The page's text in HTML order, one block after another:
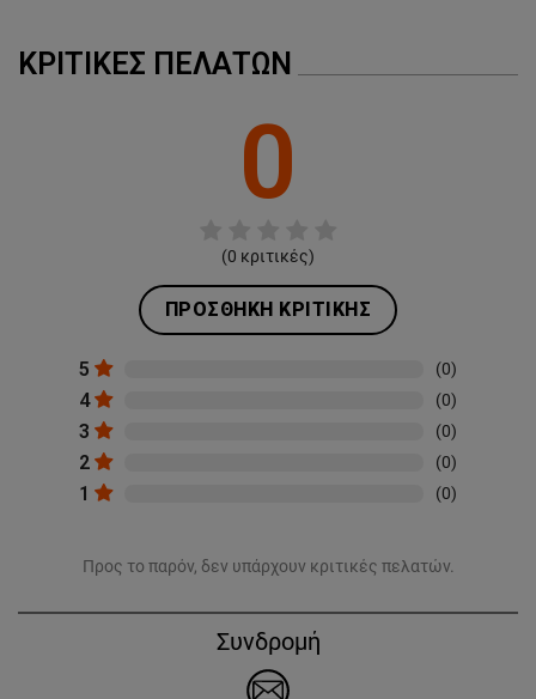
ΚΡΙΤΙΚΈΣ ΠΕΛΑΤΏΝ
0
(0 κριτικές)
ΠΡΟΣΘΉΚΗ ΚΡΙΤΙΚΉΣ
5 (0)
4 (0)
3 (0)
2 (0)
1 (0)
Προς το παρόν, δεν υπάρχουν κριτικές πελατών.
Συνδρομή